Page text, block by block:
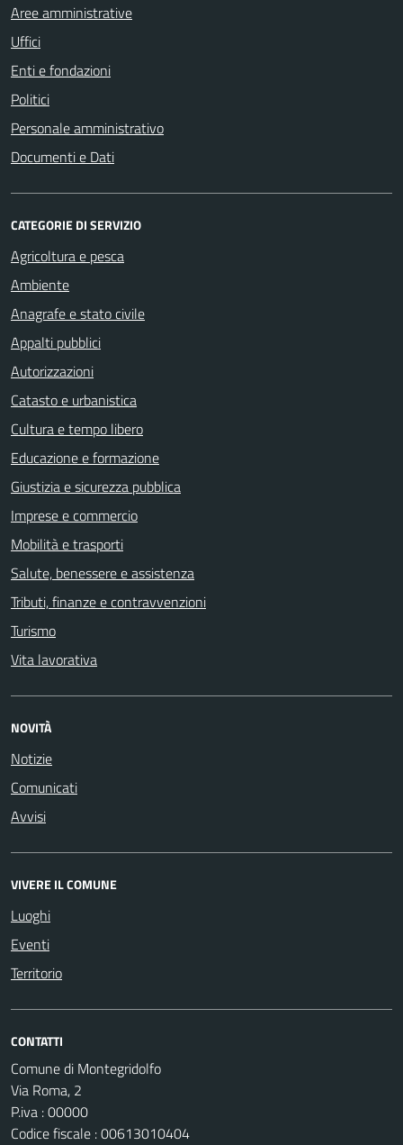
Aree amministrative
Uffici
Enti e fondazioni
Politici
Personale amministrativo
Documenti e Dati
CATEGORIE DI SERVIZIO
Agricoltura e pesca
Ambiente
Anagrafe e stato civile
Appalti pubblici
Autorizzazioni
Catasto e urbanistica
Cultura e tempo libero
Educazione e formazione
Giustizia e sicurezza pubblica
Imprese e commercio
Mobilità e trasporti
Salute, benessere e assistenza
Tributi, finanze e contravvenzioni
Turismo
Vita lavorativa
NOVITÀ
Notizie
Comunicati
Avvisi
VIVERE IL COMUNE
Luoghi
Eventi
Territorio
CONTATTI
Comune di Montegridolfo
Via Roma, 2
P.iva : 00000
Codice fiscale : 00613010404